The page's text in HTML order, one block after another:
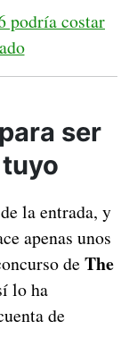
podría costar
ser
la entrada, y
apenas unos
de The
lo ha
de